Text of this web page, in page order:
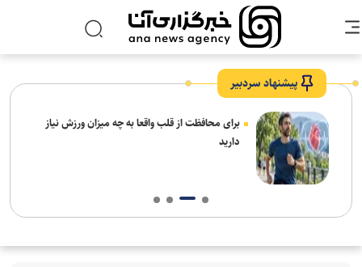
پیشنهاد سردبیر
برای محافظت از قلب واقعا به چه میزان ورزش نیاز
دارید